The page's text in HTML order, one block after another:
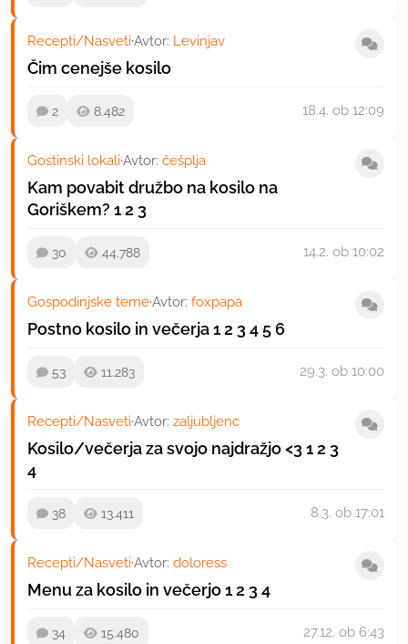
Recepti/Nasveti·Avtor: Levinjav
Čim cenejše kosilo
2 8.482 18.4. ob 12:09
Gostinski lokali·Avtor: češplja
Kam povabit družbo na kosilo na
Goriškem? 1 2 3
30 44.788 14.2. ob 10:02
Gospodinjske teme·Avtor: foxpapa
Postno kosilo in večerja1 2 3 4 56
53 11.283 29.3. ob 10:00
Recepti/Nasveti·Avtor: zaljubljenc
Kosilo/večerja za svojo najdražjo <3 1 2 3
4
38 13.411 8.3. ob 17:01
Recepti/Nasveti·Avtor: doloress
Menu za kosilo in večerjo1 2 3 4
34 15.480 27.12. ob 6:43